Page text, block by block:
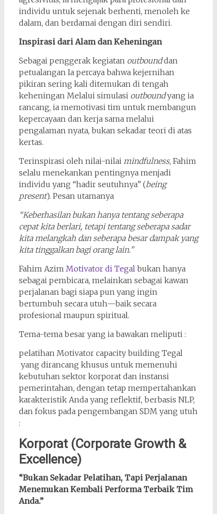
individu untuk sejenak berhenti, menoleh ke
dalam, dan berdamai dengan diri sendiri.
Inspirasi dari Alam dan Keheningan
Sebagai penggerak kegiatan outbounddan
petualangan Ia percaya bahwa kejernihan
pikiran sering kali ditemukan di tengah
keheningan Melalui simulasi outboundyang ia
rancang, ia memotivasi tim untuk membangun
kepercayaan dan kerja sama melalui
pengalaman nyata, bukan sekadar teori di atas
kertas.
Terinspirasi oleh nilai-nilai mindfulness, Fahim
selalu menekankan pentingnya menjadi
individu yang “hadir seutuhnya” (being
present). Pesan utamanya
“Keberhasilan bukan hanya tentang seberapa
cepat kita berlari, tetapi tentang seberapa sadar
kita melangkah dan seberapa besar dampak yang
kita tinggalkan bagi orang lain.”
Fahim Azim Motivator di Tegal bukan hanya
sebagai pembicara, melainkan sebagai kawan
perjalanan bagi siapa pun yang ingin
bertumbuh secara utuh—baik secara
profesional maupun spiritual.
Tema-tema besar yang ia bawakan meliputi :
pelatihan Motivator capacity building Tegal
yang dirancang khusus untuk memenuhi
kebutuhan sektor korporat dan instansi
pemerintahan, dengan tetap mempertahankan
karakteristik Anda yang reflektif, berbasis NLP,
dan fokus pada pengembangan SDM yang utuh
:
Korporat (Corporate Growth &
Excellence)
“Bukan Sekadar Pelatihan, Tapi Perjalanan
Menemukan Kembali Performa Terbaik Tim
Anda.”